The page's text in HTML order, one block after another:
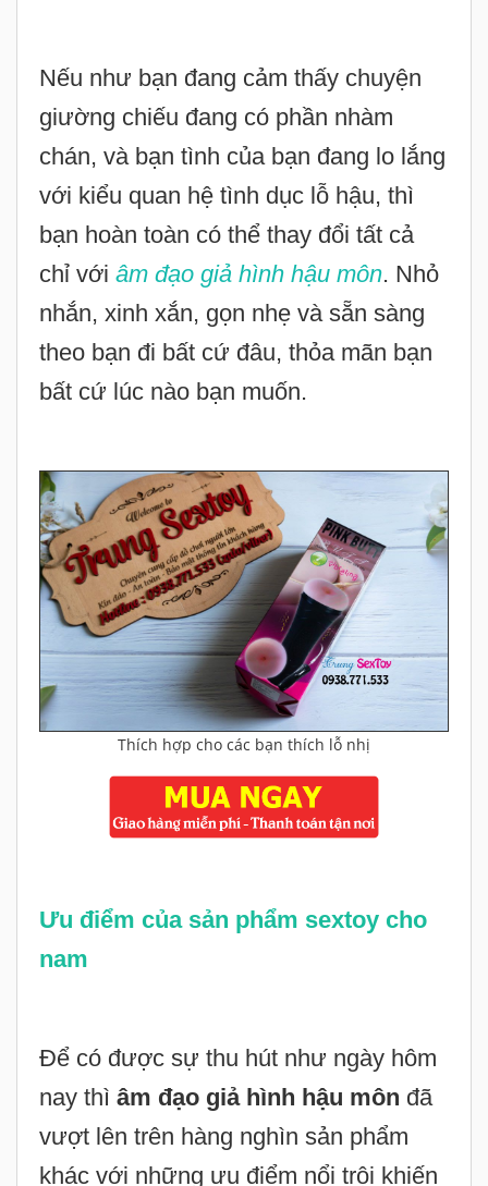
Nếu như bạn đang cảm thấy chuyện
giường chiếu đang có phần nhàm
chán, và bạn tình của bạn đang lo lắng
với kiểu quan hệ tình dục lỗ hậu, thì
bạn hoàn toàn có thể thay đổi tất cả
chỉ với âm đạo giả hình hậu môn. Nhỏ
nhắn, xinh xắn, gọn nhẹ và sẵn sàng
theo bạn đi bất cứ đâu, thỏa mãn bạn
bất cứ lúc nào bạn muốn.
Thích hợp cho các bạn thích lỗ nhị
Ưu điểm của sản phẩm sextoy cho
nam
Để có được sự thu hút như ngày hôm
nay thì âm đạo giả hình hậu môn đã
vượt lên trên hàng nghìn sản phẩm
khác với những ưu điểm nổi trội khiến